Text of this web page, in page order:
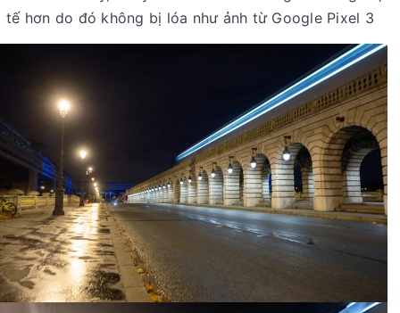
tế hơn do đó không bị lóa như ảnh từ Google Pixel 3